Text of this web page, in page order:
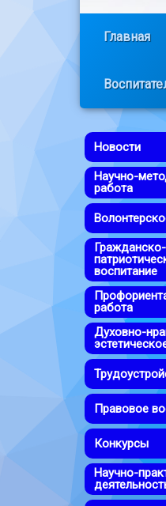
Главная
Новости
Научно-
работа
Гражданско-
воспитание
работа
Духовно-
Правовое
Конкурсы
Научно-